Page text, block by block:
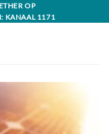
OP
1171